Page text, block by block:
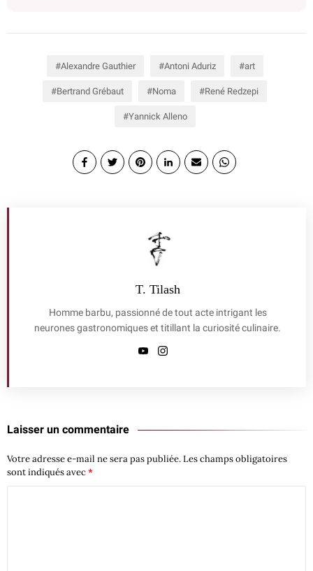
Alexandre Gauthier Antoni Aduriz art
Bertrand Grébaut Noma René Redzepi
Yannick Alleno
T. Tilash
Homme barbu, passionné de tout acte intrigant les
neurones gastronomiques et titillant la curiosité culinaire.
Laisser un commentaire
Votre adresse e-mail ne sera pas publiée.Les champs obligatoires
sont indiqués avec*